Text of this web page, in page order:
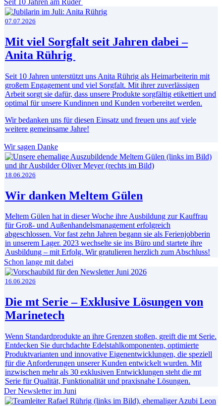
07.07.2026
Mit viel Sorgfalt seit Jahren dabei –
Anita Rührig
Seit 10 Jahren unterstützt uns Anita Rührig als Heimarbeiterin mit
großem Engagement und viel Sorgfalt. Mit ihrer zuverlässigen
Arbeit sorgt sie dafür, dass unsere Produkte sorgfältig etikettiert und
optimal für unsere Kundinnen und Kunden vorbereitet werden.
Wir bedanken uns für diesen Einsatz und freuen uns auf viele
weitere gemeinsame Jahre!
Wir sagen Danke
18.06.2026
Wir danken Meltem Gülen
Meltem Gülen hat in dieser Woche ihre Ausbildung zur Kauffrau
für Groß- und Außenhandelsmanagement erfolgreich
abgeschlossen. Vor fast zehn Jahren begann sie als Ferienjobberin
in unserem Lager. 2023 wechselte sie ins Büro und startete ihre
Ausbildung – mit Erfolg. Wir gratulieren herzlich zum Abschluss!
Schon lange mit dabei
16.06.2026
Die mt Serie – Exklusive Lösungen von
Marinetech
Wenn Standardprodukte an ihre Grenzen stoßen, greift die mt Serie.
Entdecken Sie durchdachte Edelstahlkomponenten, optimierte
Produktvarianten und innovative Eigenentwicklungen, die speziell
für die Anforderungen unserer Kunden entwickelt wurden. Mit
inzwischen mehr als 30 exklusiven Entwicklungen steht die mt
Serie für Qualität, Funktionalität und praxisnahe Lösungen.
Der Newsletter im Juni